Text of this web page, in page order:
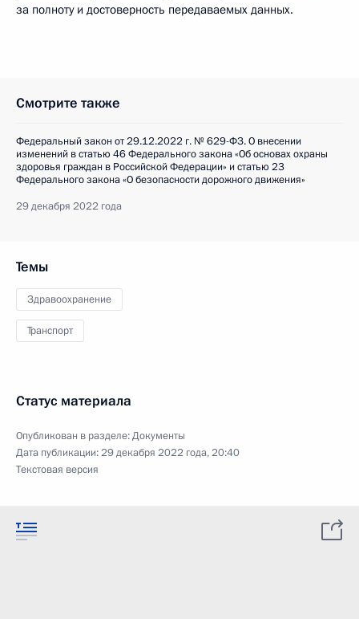
за полноту и достоверность передаваемых данных.
Смотрите также
Федеральный закон от 29.12.2022 г. № 629-ФЗ. О внесении
изменений в статью 46 Федерального закона «Об основах охраны
здоровья граждан в Российской Федерации» и статью 23
Федерального закона «О безопасности дорожного движения»
29 декабря 2022 года
Темы
Здравоохранение
Транспорт
Статус материала
Опубликован в разделе:Документы
Дата публикации:29 декабря 2022 года, 20:40
Текстовая версия